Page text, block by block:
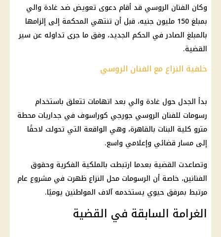
وكان الفنان الروسي قد أقام دعوى تعويض ضد غادة والي
بمبلغ 150 مليون جنيه، قبل أن تنتهي المحكمة إلى إلزامها
بالمبلغ الصادر في الحكم الجديد، وفق ما جرى تداوله عن سير
القضية.
خلفية النزاع مع الفنان الروسي
بدأ الجدل حول غادة والي بعد اتهامات تتعلق باستخدام
رسومات للفنان الروسي جورجي كوراسوف في جداريات محطة
مترو كلية البنات بالقاهرة، وهي الواقعة التي تحولت لاحقًا
إلى مسار قضائي وإعلامي واسع.
وتصاعدت القضية بعدما ارتبطت بالملكية الفكرية وحقوق
الفنانين، خاصة أن الرسومات محل النزاع ظهرت في مشروع عام
مرتبط بمرفق حيوي يستخدمه آلاف المواطنين يوميًا.
الغرامة السابقة في القضية